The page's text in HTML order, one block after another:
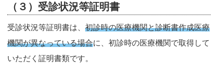
（３）受診状況等証明書
受診状況等証明書は、 初診時の医療機関と診断書作成医療
機関が異なっている場合に、初診時の医療機関で取得して
いただく証明書類です。